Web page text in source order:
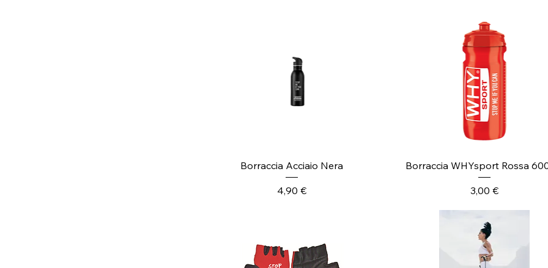
Vista rapida
Borraccia Acciaio Nera
Prezzo
4,90 €
Vista rapida
Borraccia WHYsport Rossa
Prezzo
3,00 €